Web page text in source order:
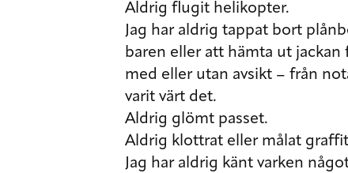
Aldrig flugit helikopter.
Jag har aldrig tappat bort
baren eller att hämta ut
med eller utan avsikt – från
varit värt det.
Aldrig glömt passet.
Aldrig klottrat eller målat
Jag har aldrig känt varken